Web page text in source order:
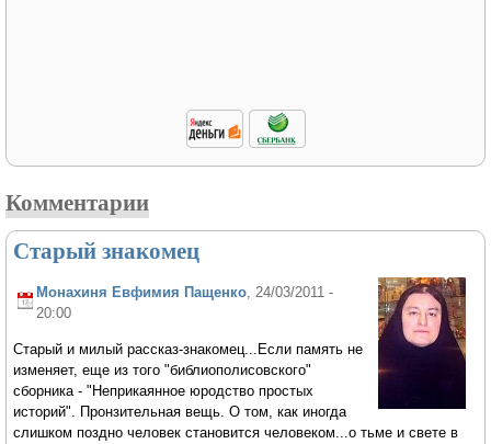
Комментарии
Старый знакомец
Монахиня Евфимия Пащенко, 24/03/2011 -
20:00
Старый и милый рассказ-знакомец...Если память не
изменяет, еще из того "библиополисовского"
сборника - "Неприкаянное юродство простых
историй". Пронзительная вещь. О том, как иногда
слишком поздно человек становится человеком...о тьме и свете в